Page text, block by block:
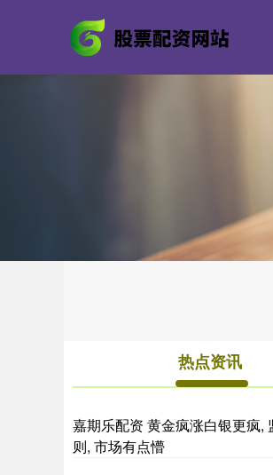
热点资讯
嘉期乐配资 黄金疯涨白银更疯,
则, 市场有点懵